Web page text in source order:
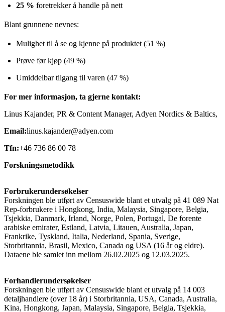
25 % foretrekker å handle på nett
Blant grunnene nevnes:
Mulighet til å se og kjenne på produktet (51 %)
Prøve før kjøp (49 %)
Umiddelbar tilgang til varen (47 %)
For mer informasjon, ta gjerne kontakt:
Linus Kajander, PR & Content Manager, Adyen Nordics & Baltics,
Email:linus.kajander@adyen.com
Tfn:+46 736 86 00 78
Forskningsmetodikk
Forbrukerundersøkelser
Forskningen ble utført av Censuswide blant et utvalg på 41 089 Nat
Rep-forbrukere i Hongkong, India, Malaysia, Singapore, Belgia,
Tsjekkia, Danmark, Irland, Norge, Polen, Portugal, De forente
arabiske emirater, Estland, Latvia, Litauen, Australia, Japan,
Frankrike, Tyskland, Italia, Nederland, Spania, Sverige,
Storbritannia, Brasil, Mexico, Canada og USA (16 år og eldre).
Dataene ble samlet inn mellom 26.02.2025 og 12.03.2025.
Forhandlerundersøkelser
Forskningen ble utført av Censuswide blant et utvalg på 14 003
detaljhandlere (over 18 år) i Storbritannia, USA, Canada, Australia,
Kina, Hongkong, Japan, Malaysia, Singapore, Belgia, Tsjekkia,